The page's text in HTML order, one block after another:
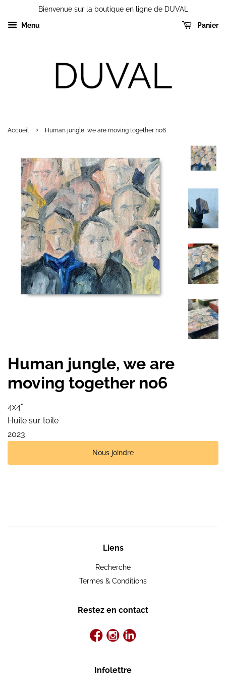
Bienvenue sur la boutique en ligne de DUVAL
Menu Panier
Accueil › Human jungle, we are moving together no6
Human jungle, we are
moving together no6
4x4"
Huile sur toile
2023
Nous joindre
Liens
Recherche
Termes & Conditions
Restez en contact
Infolettre